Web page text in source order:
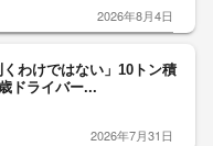
2026年8月4日
くわけではない」10トン積
ドライバー...
2026年7月31日